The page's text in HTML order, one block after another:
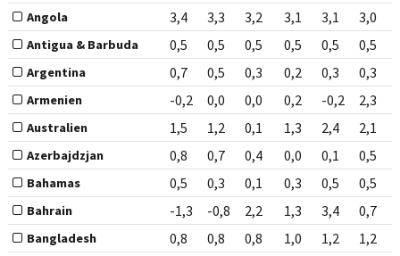
Angola 3,4 3,3 3,2 3,1 3,1 3,0
Antigua & Barbuda 0,5 0,5 0,5 0,5 0,5 0,5
Argentina 0,7 0,5 0,3 0,2 0,3 0,3
Armenien -0,2 0,0 0,0 0,2 -0,2 2,3
Australien 1,5 1,2 0,1 1,3 2,4 2,1
Azerbajdzjan 0,8 0,7 0,4 0,0 0,1 0,5
Bahamas 0,5 0,3 0,1 0,3 0,5 0,5
Bahrain -1,3 -0,8 2,2 1,3 3,4 0,7
Bangladesh 0,8 0,8 0,8 1,0 1,2 1,2